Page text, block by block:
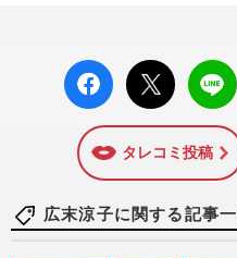
facebo
ok い
X ポス
ト
LINE
タレコミ投稿
広末涼子に関する記事